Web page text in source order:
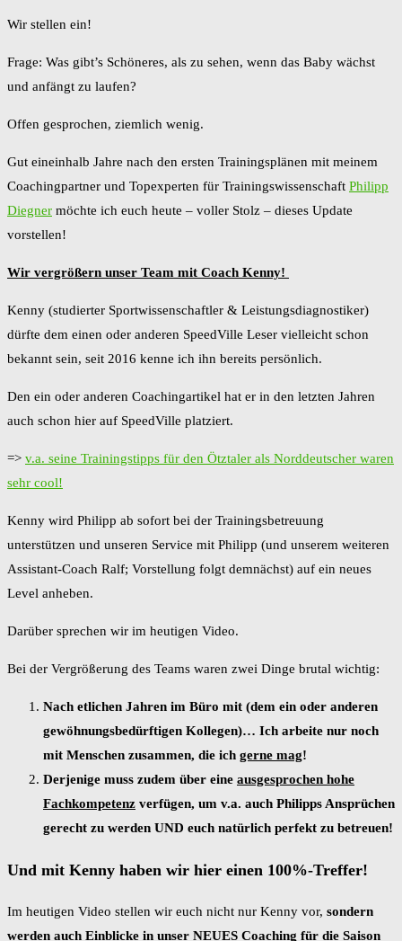
Wir stellen ein!
Frage: Was gibt’s Schöneres, als zu sehen, wenn das Baby wächst
und anfängt zu laufen?
Offen gesprochen, ziemlich wenig.
Gut eineinhalb Jahre nach den ersten Trainingsplänen mit meinem
Coachingpartner und Topexperten für Trainingswissenschaft Philipp
Diegner möchte ich euch heute – voller Stolz – dieses Update
vorstellen!
Wir vergrößern unser Team mit Coach Kenny!
Kenny (studierter Sportwissenschaftler & Leistungsdiagnostiker)
dürfte dem einen oder anderen SpeedVille Leser vielleicht schon
bekannt sein, seit 2016 kenne ich ihn bereits persönlich.
Den ein oder anderen Coachingartikel hat er in den letzten Jahren
auch schon hier auf SpeedVille platziert.
=> v.a. seine Trainingstipps für den Ötztaler als Norddeutscher waren
sehr cool!
Kenny wird Philipp ab sofort bei der Trainingsbetreuung
unterstützen und unseren Service mit Philipp (und unserem weiteren
Assistant-Coach Ralf; Vorstellung folgt demnächst) auf ein neues
Level anheben.
Darüber sprechen wir im heutigen Video.
Bei der Vergrößerung des Teams waren zwei Dinge brutal wichtig:
Nach etlichen Jahren im Büro mit (dem ein oder anderen
gewöhnungsbedürftigen Kollegen)… Ich arbeite nur noch
mit Menschen zusammen, die ich gerne mag!
Derjenige muss zudem über eine ausgesprochen hohe
Fachkompetenz verfügen, um v.a. auch Philipps Ansprüchen
gerecht zu werden UND euch natürlich perfekt zu betreuen!
Und mit Kenny haben wir hier einen 100%-Treffer!
Im heutigen Video stellen wir euch nicht nur Kenny vor, sondern
werden auch Einblicke in unser NEUES Coaching für die Saison